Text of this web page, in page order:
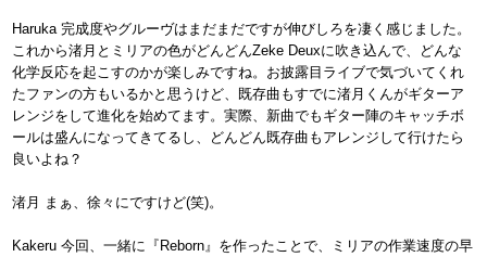
Haruka 完成度やグルーヴはまだまだですが伸びしろを凄く感じました。
これから渚月とミリアの色がどんどんZeke Deuxに吹き込んで、どんな
化学反応を起こすのかが楽しみですね。お披露目ライブで気づいてくれ
たファンの方もいるかと思うけど、既存曲もすでに渚月くんがギターア
レンジをして進化を始めてます。実際、新曲でもギター陣のキャッチボ
ールは盛んになってきてるし、どんどん既存曲もアレンジして行けたら
良いよね？
渚月 まぁ、徐々にですけど(笑)。
Kakeru 今回、一緒に『Reborn』を作ったことで、ミリアの作業速度の早